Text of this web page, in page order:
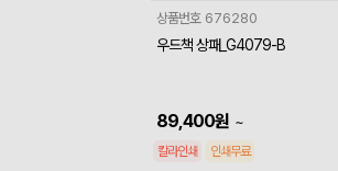
상품번호 676280
우드책 상패_G4079-B
89,400원 ~
칼라인쇄 인쇄무료